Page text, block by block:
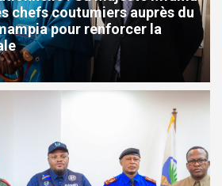
chefs coutumiers auprès du
pour renforcer la